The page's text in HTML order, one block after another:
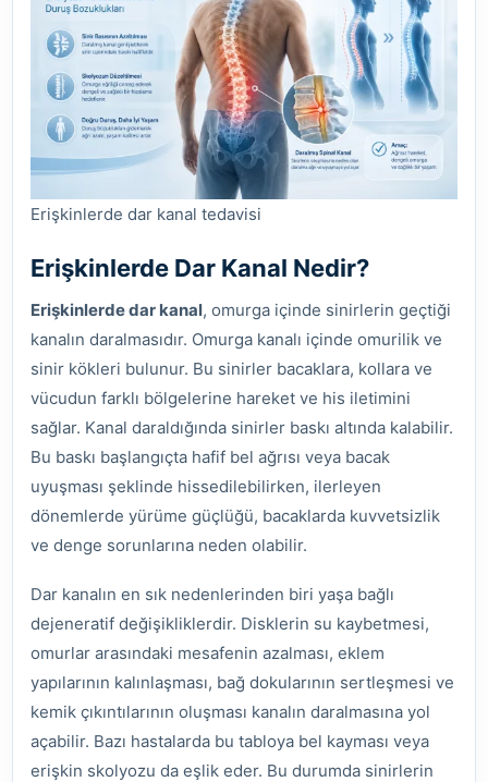
Erişkinlerde dar kanal tedavisi
Erişkinlerde Dar Kanal Nedir?
Erişkinlerde dar kanal, omurga içinde sinirlerin geçtiği
kanalın daralmasıdır. Omurga kanalı içinde omurilik ve
sinir kökleri bulunur. Bu sinirler bacaklara, kollara ve
vücudun farklı bölgelerine hareket ve his iletimini
sağlar. Kanal daraldığında sinirler baskı altında kalabilir.
Bu baskı başlangıçta hafif bel ağrısı veya bacak
uyuşması şeklinde hissedilebilirken, ilerleyen
dönemlerde yürüme güçlüğü, bacaklarda kuvvetsizlik
ve denge sorunlarına neden olabilir.
Dar kanalın en sık nedenlerinden biri yaşa bağlı
dejeneratif değişikliklerdir. Disklerin su kaybetmesi,
omurlar arasındaki mesafenin azalması, eklem
yapılarının kalınlaşması, bağ dokularının sertleşmesi ve
kemik çıkıntılarının oluşması kanalın daralmasına yol
açabilir. Bazı hastalarda bu tabloya bel kayması veya
erişkin skolyozu da eşlik eder. Bu durumda sinirlerin